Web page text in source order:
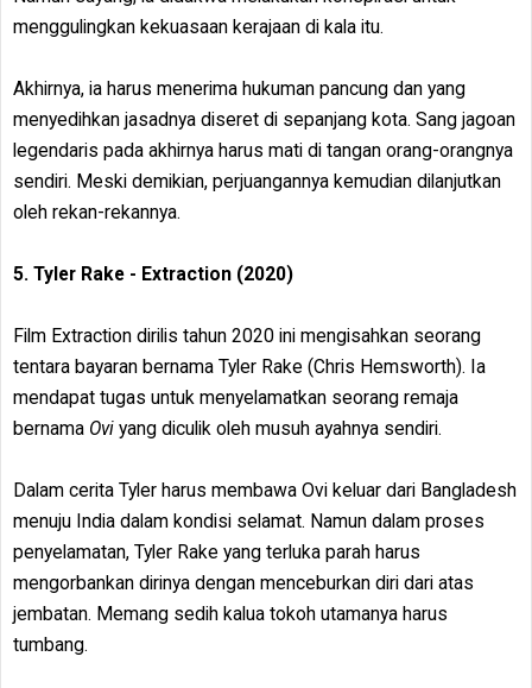
menggulingkan kekuasaan kerajaan di kala itu.
Akhirnya, ia harus menerima hukuman pancung dan yang
menyedihkan jasadnya diseret di sepanjang kota. Sang jagoan
legendaris pada akhirnya harus mati di tangan orang-orangnya
sendiri. Meski demikian, perjuangannya kemudian dilanjutkan
oleh rekan-rekannya.
5. Tyler Rake - Extraction (2020)
Film Extraction dirilis tahun 2020 ini mengisahkan seorang
tentara bayaran bernama Tyler Rake (Chris Hemsworth). Ia
mendapat tugas untuk menyelamatkan seorang remaja
bernama Ovi yang diculik oleh musuh ayahnya sendiri.
Dalam cerita Tyler harus membawa Ovi keluar dari Bangladesh
menuju India dalam kondisi selamat. Namun dalam proses
penyelamatan, Tyler Rake yang terluka parah harus
mengorbankan dirinya dengan menceburkan diri dari atas
jembatan. Memang sedih kalua tokoh utamanya harus
tumbang.